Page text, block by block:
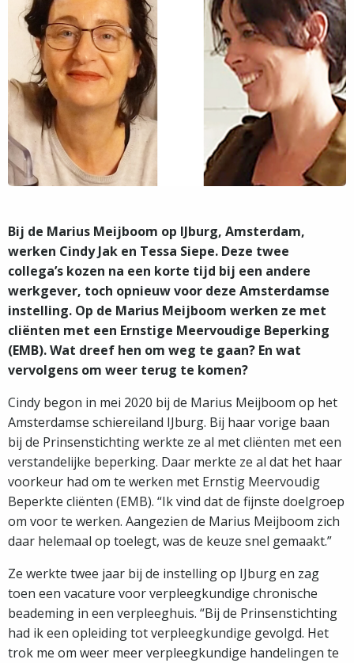
Bij de Marius Meijboom op IJburg, Amsterdam,
werken Cindy Jak en Tessa Siepe. Deze twee
collega’s kozen na een korte tijd bij een andere
werkgever, toch opnieuw voor deze Amsterdamse
instelling. Op de Marius Meijboom werken ze met
cliënten met een Ernstige Meervoudige Beperking
(EMB). Wat dreef hen om weg te gaan? En wat
vervolgens om weer terug te komen?
Cindy begon in mei 2020 bij de Marius Meijboom op het
Amsterdamse schiereiland IJburg. Bij haar vorige baan
bij de Prinsenstichting werkte ze al met cliënten met een
verstandelijke beperking. Daar merkte ze al dat het haar
voorkeur had om te werken met Ernstig Meervoudig
Beperkte cliënten (EMB). “Ik vind dat de fijnste doelgroep
om voor te werken. Aangezien de Marius Meijboom zich
daar helemaal op toelegt, was de keuze snel gemaakt.”
Ze werkte twee jaar bij de instelling op IJburg en zag
toen een vacature voor verpleegkundige chronische
beademing in een verpleeghuis. “Bij de Prinsenstichting
had ik een opleiding tot verpleegkundige gevolgd. Het
trok me om weer meer verpleegkundige handelingen te